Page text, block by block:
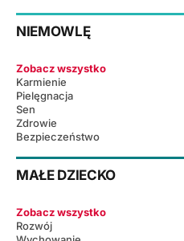
NIEMOWLĘ
Zobacz wszystko
Karmienie
Pielęgnacja
Sen
Zdrowie
Bezpieczeństwo
MAŁE DZIECKO
Zobacz wszystko
Rozwój